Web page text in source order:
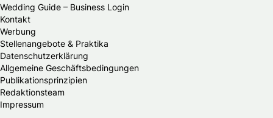
Wedding Guide – Business Login
Kontakt
Werbung
Stellenangebote & Praktika
Datenschutzerklärung
Allgemeine Geschäftsbedingungen
Publikationsprinzipien
Redaktionsteam
Impressum